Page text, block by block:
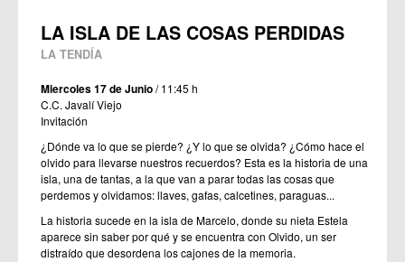
LA ISLA DE LAS COSAS PERDIDAS
LA TENDÍA
Miercoles 17 de Junio/ 11:45 h
C.C. Javalí Viejo
Invitación
¿Dónde va lo que se pierde? ¿Y lo que se olvida? ¿Cómo hace el
olvido para llevarse nuestros recuerdos? Esta es la historia de una
isla, una de tantas, a la que van a parar todas las cosas que
perdemos y olvidamos: llaves, gafas, calcetines, paraguas...
La historia sucede en la isla de Marcelo, donde su nieta Estela
aparece sin saber por qué y se encuentra con Olvido, un ser
distraído que desordena los cajones de la memoria.